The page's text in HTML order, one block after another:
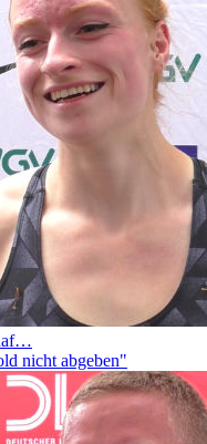
nicht abgeben"